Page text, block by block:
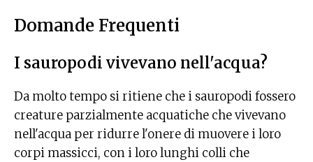
Domande Frequenti
I sauropodi vivevano nell'acqua?
Da molto tempo si ritiene che i sauropodi fossero
creature parzialmente acquatiche che vivevano
nell'acqua per ridurre l'onere di muovere i loro
corpi massicci, con i loro lunghi colli che